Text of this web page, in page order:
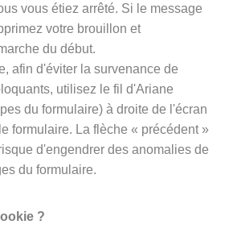
vous étiez arrêté. Si le message
votre brouillon et
du début.
afin d'éviter la survenance de
utilisez le fil d'Ariane
du formulaire) à droite de l'écran
formulaire. La flèche « précédent »
d'engendrer des anomalies de
du formulaire.
?